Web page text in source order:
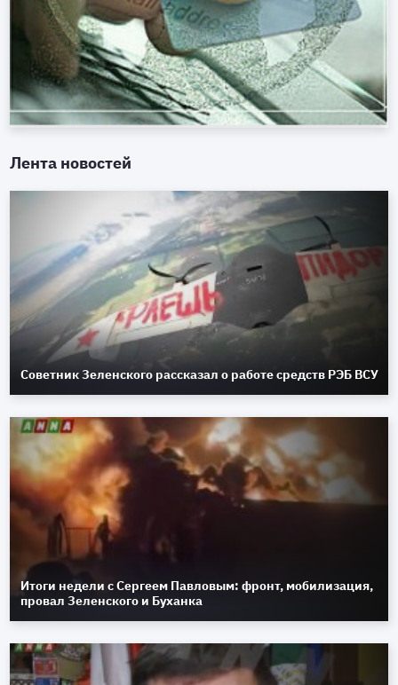
Лента новостей
Советник Зеленского рассказал о работе средств РЭБ ВСУ
Итоги недели с Сергеем Павловым: фронт, мобилизация,
провал Зеленского и Буханка